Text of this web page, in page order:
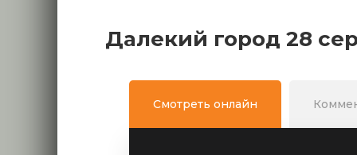
Далекий город 28
Смотреть онлайн